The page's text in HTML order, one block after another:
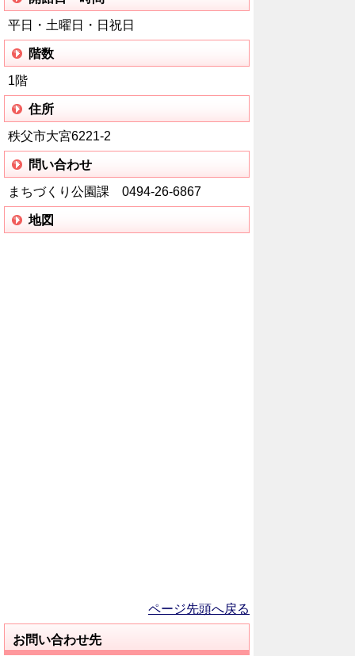
平日・土曜日・日祝日
階数
1階
住所
秩父市大宮6221-2
問い合わせ
まちづくり公園課 0494-26-6867
地図
ページ先頭へ戻る
お問い合わせ先